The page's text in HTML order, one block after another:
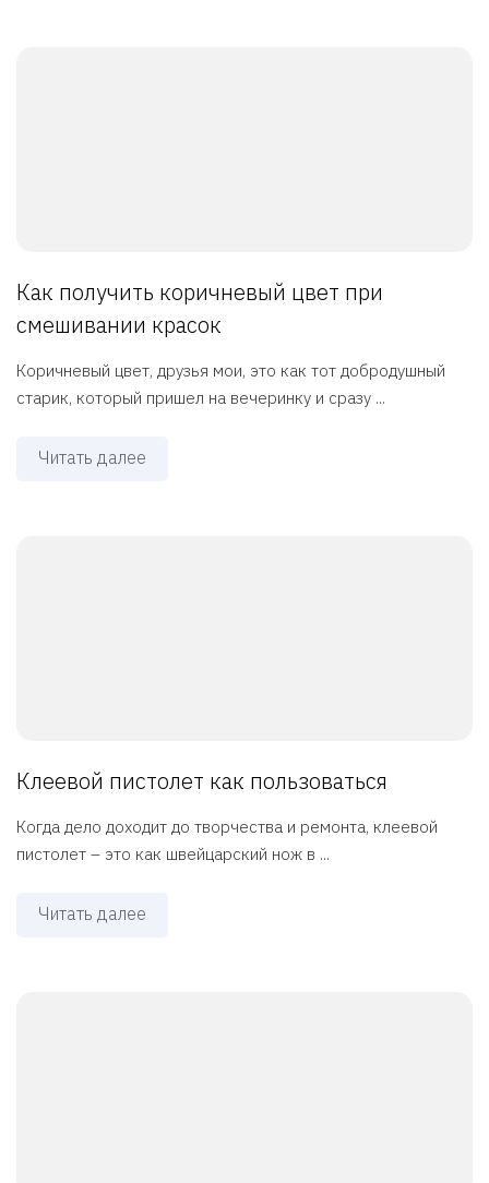
Как получить коричневый цвет при
смешивании красок
Коричневый цвет, друзья мои, это как тот добродушный
старик, который пришел на вечеринку и сразу ...
Читать далее
Клеевой пистолет как пользоваться
Когда дело доходит до творчества и ремонта, клеевой
пистолет – это как швейцарский нож в ...
Читать далее